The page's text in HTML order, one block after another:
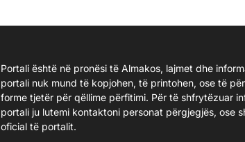
Portali është në pronësi të Almakos, lajmet dhe
portali nuk mund të kopjohen, të printohen, ose të
forme tjetër për qëllime përfitimi. Për të shfrytëzuar
portali ju lutemi kontaktoni personat përgjegjës, ose
oficial të portalit.